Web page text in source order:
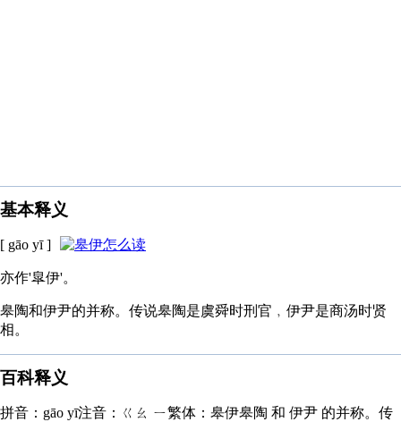
基本释义
[ gāo yī ]
亦作'皐伊'。
皋陶和伊尹的并称。传说皋陶是虞舜时刑官﹐伊尹是商汤时贤
相。
百科释义
拼音：gāo yī注音：ㄍㄠ ㄧ繁体：皋伊皋陶 和 伊尹 的并称。传